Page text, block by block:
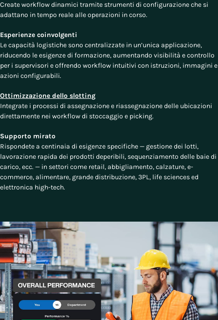
Create workflow dinamici tramite strumenti di configurazione che si
adattano in tempo reale alle operazioni in corso.
Esperienze coinvolgenti
Le capacità logistiche sono centralizzate in un’unica applicazione,
riducendo le esigenze di formazione, aumentando visibilità e controllo
per i supervisori e offrendo workflow intuitivi con istruzioni, immagini e
azioni configurabili.
Ottimizzazione dello slotting
Integrate i processi di assegnazione e riassegnazione delle ubicazioni
direttamente nei workflow di stoccaggio e picking.
Supporto mirato
Rispondete a centinaia di esigenze specifiche — gestione dei lotti,
lavorazione rapida dei prodotti deperibili, sequenziamento delle baie di
carico, ecc. — in settori come retail, abbigliamento, calzature, e-
commerce, alimentare, grande distribuzione, 3PL, life sciences ed
elettronica high-tech.